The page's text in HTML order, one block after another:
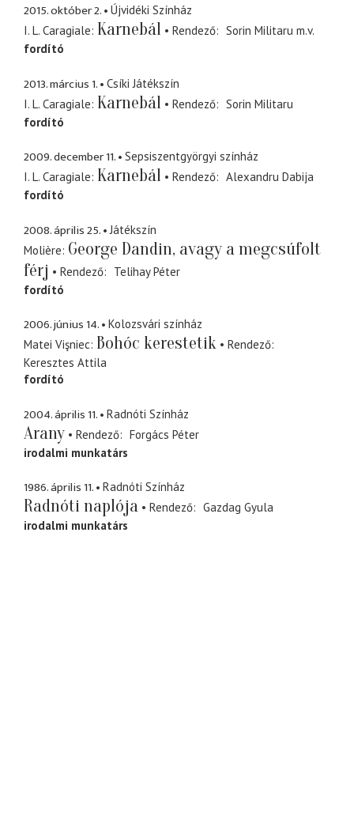
2015. október 2.
Újvidéki Színház
I. L. Caragiale Karnebál Rendező Sorin Militaru m.v.
fordító
2013. március 1.
Csíki Játékszín
I. L. Caragiale Karnebál Rendező
Sorin Militaru
fordító
2009. december 11.
Sepsiszentgyörgyi színház
I. L. Caragiale Karnebál Rendező
Alexandru Dabija
fordító
2008. április 25.
Játékszín
Molière George Dandin, avagy a megcsúfolt
férj
Rendező
Telihay Péter
fordító
2006. június 14.
Kolozsvári színház
Matei Vişniec Bohóc kerestetik
Rendező
Keresztes Attila
fordító
2004. április 11. Radnóti Színház
Arany Rendező
Forgács Péter
irodalmi munkatárs
1986. április 11. Radnóti Színház
Radnóti naplója Rendező
Gazdag Gyula
irodalmi munkatárs